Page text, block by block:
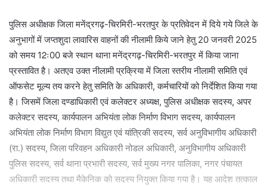
n
e
m
a
पुलिस अधीक्षक जिला मनेंद्रगढ़-चिरमिरी-भरतपुर के प्रतिवेदन में दिये गये जिले के
अनुभागों में जप्तशुदा लावारिस वाहनों की नीलामी किये जाने हेतु 20 जनवरी 2025
को समय 12ः00 बजे स्थान थाना मनेंद्रगढ़-चिरमिरी-भरतपुर में किया जाना
प्रस्तावित है। अतएव उक्त नीलामी प्रक्रिया में जिला स्तरीय नीलामी समिति एवं
ऑफसेट मूल्य तय करने हेतु समिति के अधिकारी, कर्मचारियों को निर्देशित किया गया
है। जिसमें जिला दण्डाधिकारी एवं कलेक्टर अध्यक्ष, पुलिस अधीक्षक सदस्य, अपर
कलेक्टर सदस्य, कार्यपालन अभियंता लोक निर्माण विभाग सदस्य, कार्यपालन
अभियंता लोक निर्माण विभाग विद्युत एवं यांत्रिकी सदस्य, सर्व अनुविभागीय अधिकारी
(रा.) सदस्य, जिला परिवहन अधिकारी नोडल अधिकारी, अनुविभागीय अधिकारी
पुलिस सदस्य, सर्व थाना प्रभारी सदस्य, सर्व मुख्य नगर पालिका, नगर पंचायत
अधिकारी सदस्य तथा मैकेनिक को सदस्य नियुक्त किया गया है। यह आदेश तत्काल